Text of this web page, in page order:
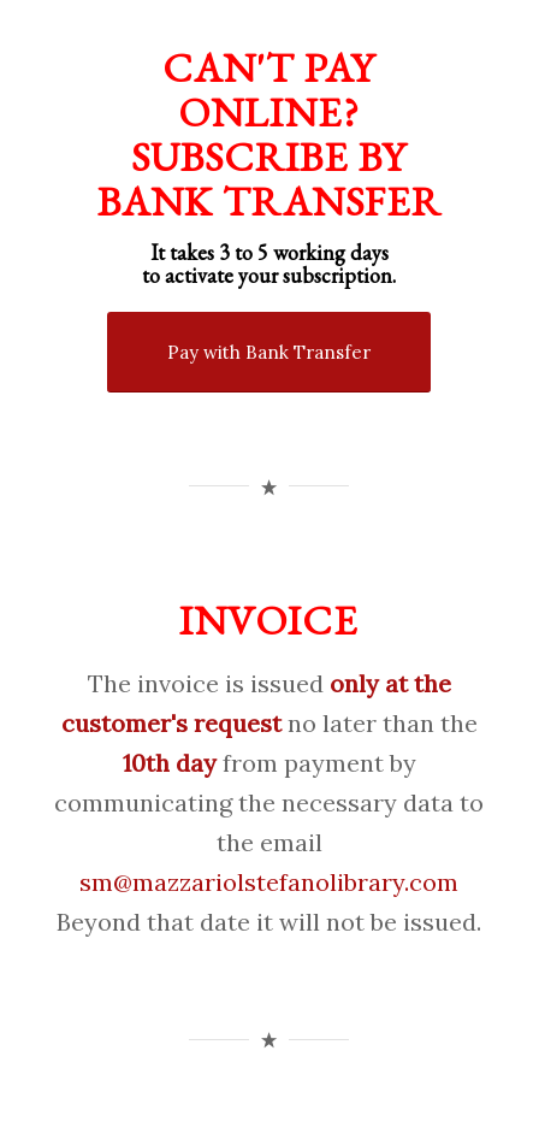
CAN'T PAY
ONLINE?
SUBSCRIBE BY
BANK TRANSFER
It takes 3 to 5 working days
to activate your subscription.
Pay with Bank Transfer
INVOICE
The invoice is issued only at the
customer's requestno later than the
10th dayfrom payment by
communicating the necessary data to
the email
sm@mazzariolstefanolibrary.com
Beyond that date it will not be issued.